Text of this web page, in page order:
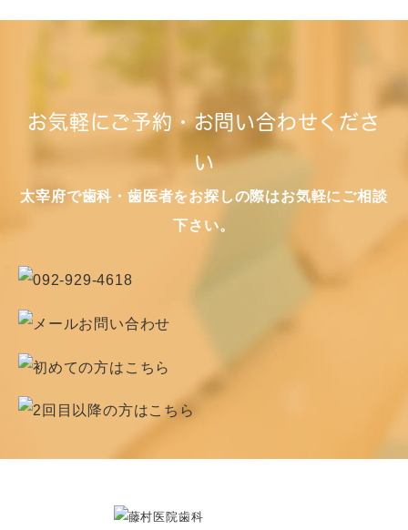
お気軽にご予約・お問い合わせくださ
い
太宰府で歯科・歯医者をお探しの際はお気軽にご相談
下さい。